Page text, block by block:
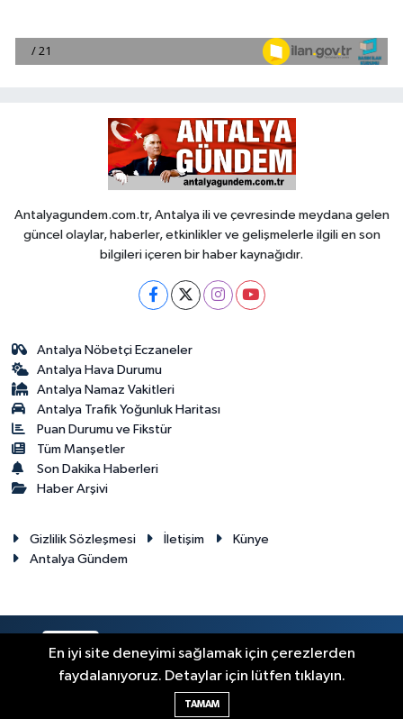
Antalyagundem.com.tr, Antalya ili ve çevresinde meydana gelen
güncel olaylar, haberler, etkinlikler ve gelişmelerle ilgili en son
bilgileri içeren bir haber kaynağıdır.
Antalya Nöbetçi Eczaneler
Antalya Hava Durumu
Antalya Namaz Vakitleri
Antalya Trafik Yoğunluk Haritası
Puan Durumu ve Fikstür
Tüm Manşetler
Son Dakika Haberleri
Haber Arşivi
Gizlilik Sözleşmesi İletişim
Künye
Antalya Gündem
Haber Yazılımı:
En iyi site deneyimi sağlamak için çerezlerden
faydalanıyoruz. Detaylar için lütfen tıklayın.
TAMAM